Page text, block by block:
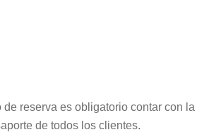
de reserva es obligatorio contar con la
de todos los clientes.